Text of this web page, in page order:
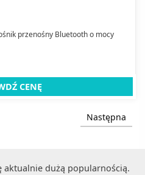
przenośny Bluetooth o mocy
CENĘ
Następna
aktualnie dużą popularnością.